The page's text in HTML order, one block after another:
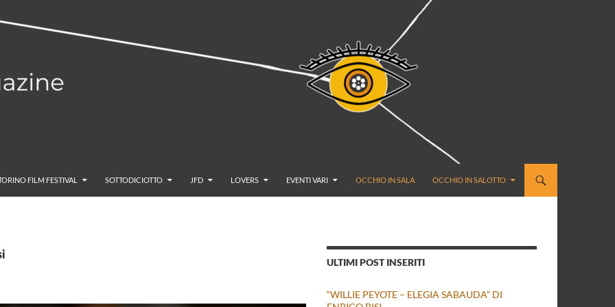
FILM FESTIVAL SOTTODICIOTTO JFD LOVERS EVENTI VARI OCCHIO IN SALA OCCHIO IN SALOTTO
ULTIMI POST INSERITI
“WILLIE PEYOTE – ELEGIA SABAUDA” DI